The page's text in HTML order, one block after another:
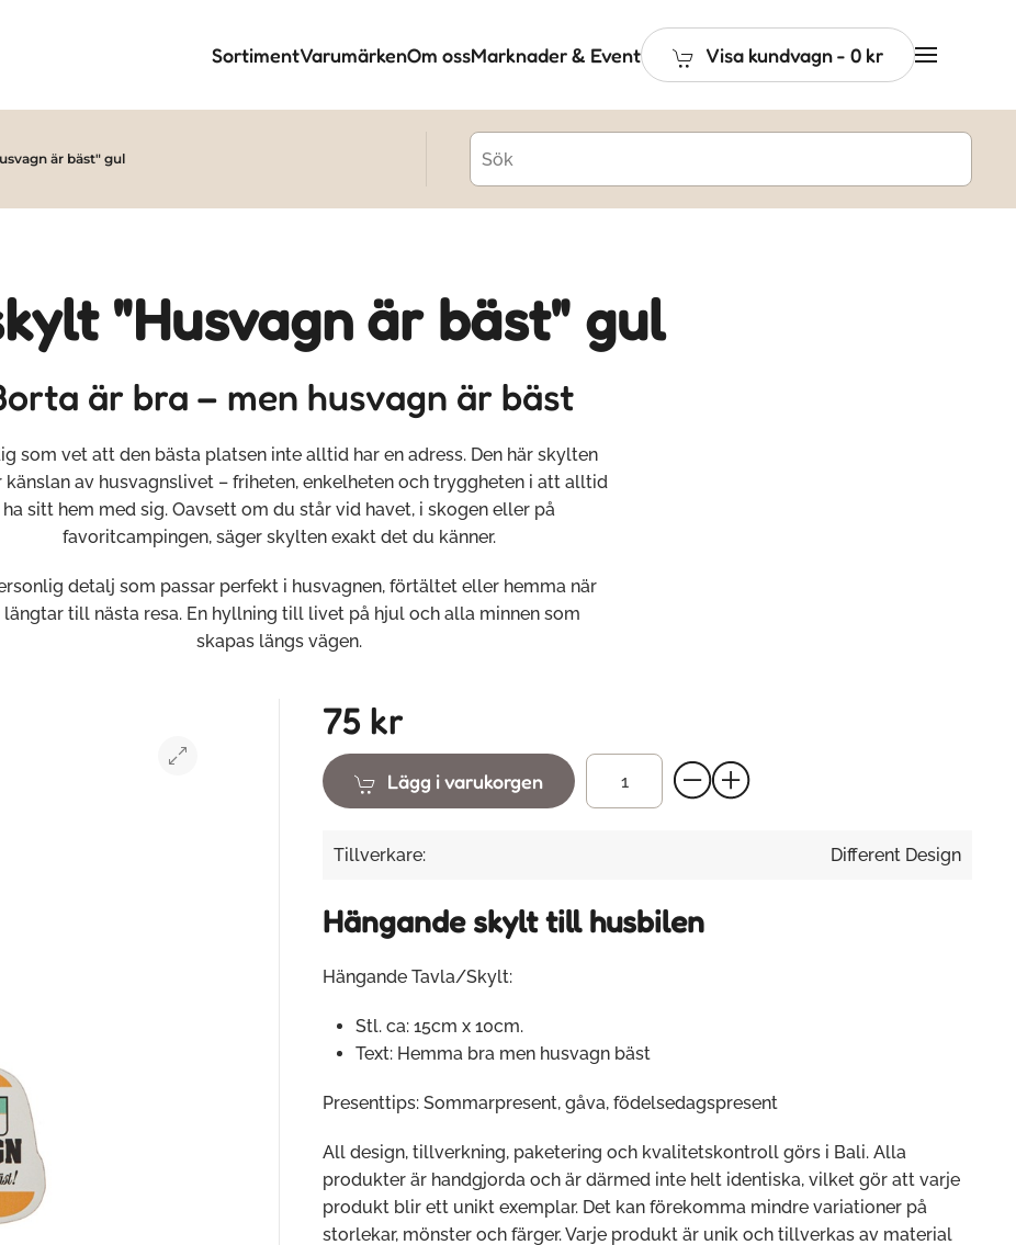
SortimentVarumärkenOm ossMarknader & Event Visa kundvagn- 0 kr
är bäst" gul
"Husvagn är bäst" gul
är bra – men husvagn är bäst
som vet att den bästa platsen inte alltid har en adress. Den här skylten
känslan av husvagnslivet – friheten, enkelheten och tryggheten i att alltid
ha sitt hem med sig. Oavsett om du står vid havet, i skogen eller på
favoritcampingen, säger skylten exakt det du känner.
detalj som passar perfekt i husvagnen, förtältet eller hemma när
längtar till nästa resa. En hyllning till livet på hjul och alla minnen som
skapas längs vägen.
75 kr
Lägg i varukorgen
Tillverkare: Different Design
Hängande skylt till husbilen
Hängande Tavla/Skylt:
Stl. ca: 15cm x 10cm.
Text: Hemma bra men husvagn bäst
Presenttips: Sommarpresent, gåva, födelsedagspresent
All design, tillverkning, paketering och kvalitetskontroll görs i Bali. Alla
produkter är handgjorda och är därmed inte helt identiska, vilket gör att varje
produkt blir ett unikt exemplar. Det kan förekomma mindre variationer på
storlekar, mönster och färger. Varje produkt är unik och tillverkas av material